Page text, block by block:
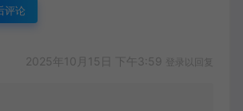
评论
2025年10月15日 下午3:59